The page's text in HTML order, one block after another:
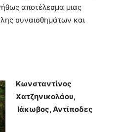
αποτέλεσμα μιας
συναισθημάτων και
Κωνσταντίνος
Χατζηνικολάου,
Ιάκωβος, Αντίποδες